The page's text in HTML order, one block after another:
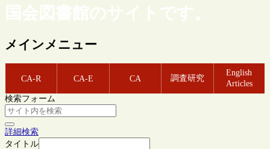
国会図書館のサイトです。
メインメニュー
CA-R CA-E CA 調査研究
English
Articles
検索フォーム
詳細検索
タイトル